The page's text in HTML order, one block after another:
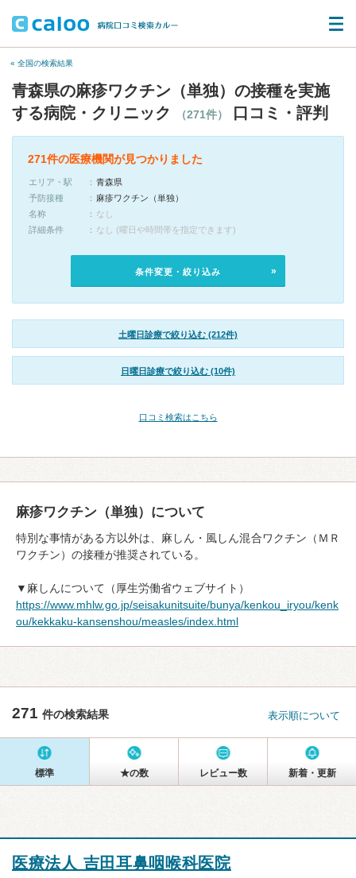
« 全国の検索結果
青森県の麻疹ワクチン（単独）の接種を実施
する病院・クリニック
（271件） 口コミ・評判
271件の医療機関が見つかりました
エリア・駅
青森県
予防接種
麻疹ワクチン（単独）
名称
なし
詳細条件
なし (曜日や時間帯を指定できます)
条件変更・絞り込み
土曜日診療で絞り込む (212件)
日曜日診療で絞り込む (10件)
口コミ検索はこちら
麻疹ワクチン（単独）について
特別な事情がある方以外は、麻しん・風しん混合ワクチン（ＭＲ
ワクチン）の接種が推奨されている。
▼麻しんについて（厚生労働省ウェブサイト）
https://www.mhlw.go.jp/seisakunitsuite/bunya/kenkou_iryou/kenk
ou/kekkaku-kansenshou/measles/index.html
271 件の検索結果 表示順について
標準 ★の数 レビュー数 新着・更新
医療法人 吉田耳鼻咽喉科医院